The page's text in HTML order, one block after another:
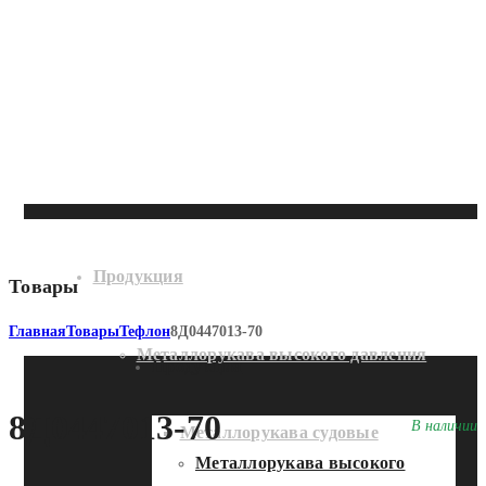
Продукция
Металлорукава высокого давления
Металлорукава судовые
Продукция
Металлорукава высокого
Товары
ГлавнаяТоварыТефлон8Д0447013-70
В наличии
8Д0447013-70